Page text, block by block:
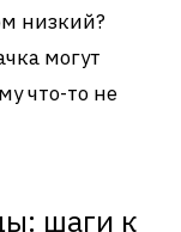
низкий?
могут
что-то не
шаги к